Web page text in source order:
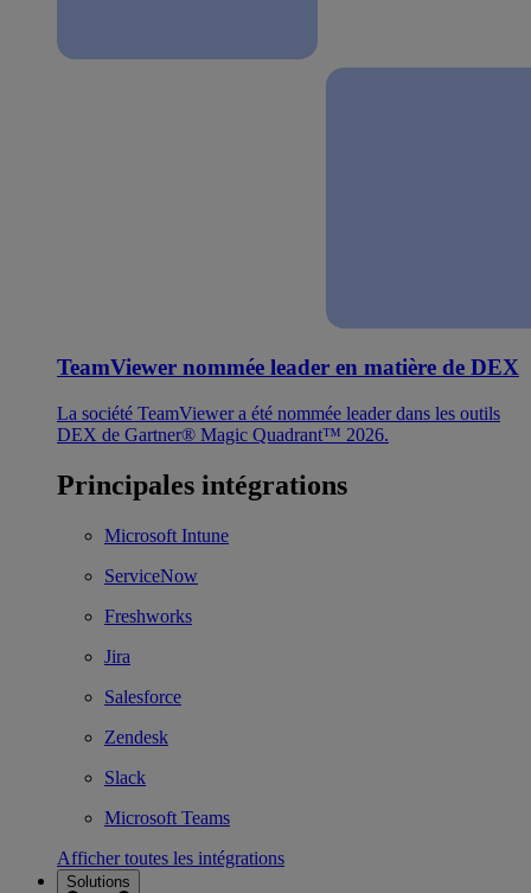
TeamViewer nommée leader en matière de DEX
La société TeamViewer a été nommée leader dans les outils
DEX de Gartner® Magic Quadrant™ 2026.
Principales intégrations
Microsoft Intune
ServiceNow
Freshworks
Jira
Salesforce
Zendesk
Slack
Microsoft Teams
Afficher toutes les intégrations
Solutions